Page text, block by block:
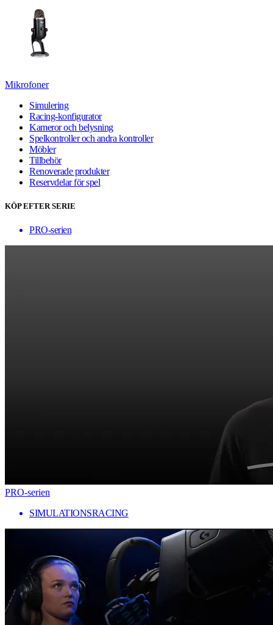
Mikrofoner
Simulering
Racing-konfigurator
Kameror och belysning
Spelkontroller och andra kontroller
Möbler
Tillbehör
Renoverade produkter
Reservdelar för spel
KÖP EFTER SERIE
PRO-serien
PRO-serien
SIMULATIONSRACING